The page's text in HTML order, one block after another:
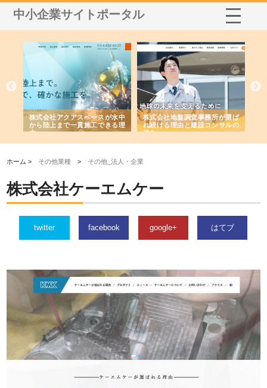
中小企業サイトポータル
株式会社アクアスペースが水中
から陸上まで一貫施工できる理
由
株式会社地盤調査事務所が選ば
れ続ける理由と建設コンサルの
強み
ホーム > その他業種 > その他_法人・企業
株式会社ケーエムケー
twitter facebook google+ はてブ